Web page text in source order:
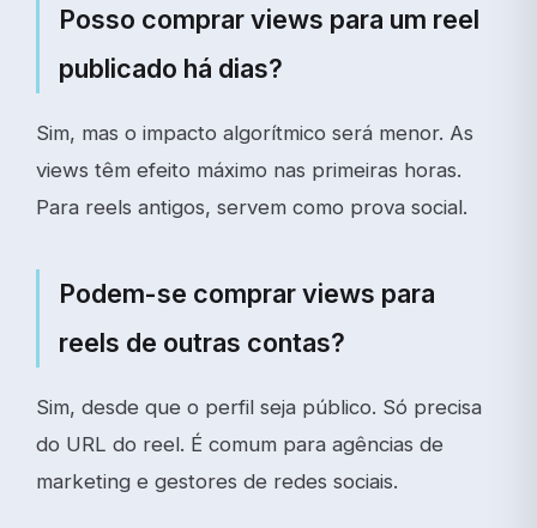
Posso comprar views para um reel
publicado há dias?
Sim, mas o impacto algorítmico será menor. As
views têm efeito máximo nas primeiras horas.
Para reels antigos, servem como prova social.
Podem-se comprar views para
reels de outras contas?
Sim, desde que o perfil seja público. Só precisa
do URL do reel. É comum para agências de
marketing e gestores de redes sociais.